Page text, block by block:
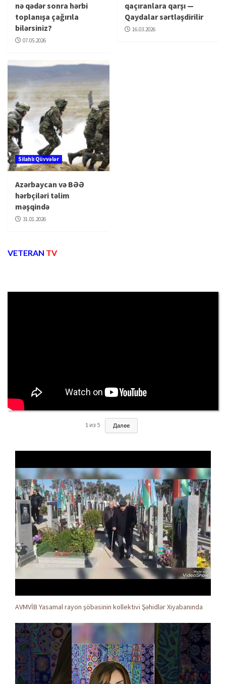
nə qədər sonra hərbi
toplanışa çağırıla
bilərsiniz?
07.05.2026
qaçıranlara qarşı —
Qaydalar sərtləşdirilir
16.03.2026
Silahlı Qüvvələr
Azərbaycan və BƏƏ
hərbçiləri təlim
məşqində
31.01.2026
VETERAN TV
1 из5 Далее
AVMVİB Yasamal rayon şöbəsinin kollektivi Şəhidlər Xiyabanında